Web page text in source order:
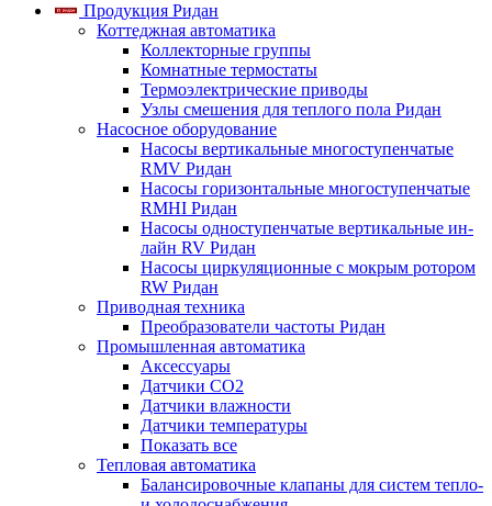
Продукция Ридан
Коттеджная автоматика
Коллекторные группы
Комнатные термостаты
Термоэлектрические приводы
Узлы смешения для теплого пола Ридан
Насосное оборудование
Насосы вертикальные многоступенчатые
RMV Ридан
Насосы горизонтальные многоступенчатые
RMHI Ридан
Насосы одноступенчатые вертикальные ин-
лайн RV Ридан
Насосы циркуляционные с мокрым ротором
RW Ридан
Приводная техника
Преобразователи частоты Ридан
Промышленная автоматика
Аксессуары
Датчики CO2
Датчики влажности
Датчики температуры
Показать все
Тепловая автоматика
Балансировочные клапаны для систем тепло-